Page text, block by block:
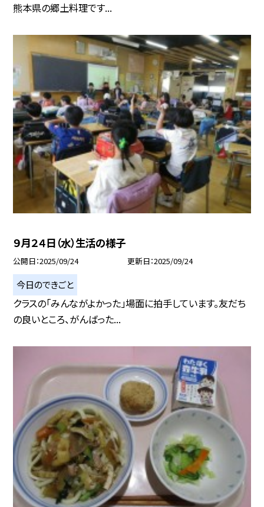
熊本県の郷土料理です...
９月２４日（水）生活の様子
公開日 2025/09/24 更新日 2025/09/24
今日のできごと
クラスの「みんながよかった」場面に拍手しています。友だち
の良いところ、がんばった...